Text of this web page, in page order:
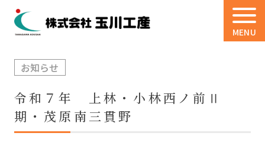
MENU
お知らせ
令和７年 上林・小林西ノ前Ⅱ
期・茂原南三貫野